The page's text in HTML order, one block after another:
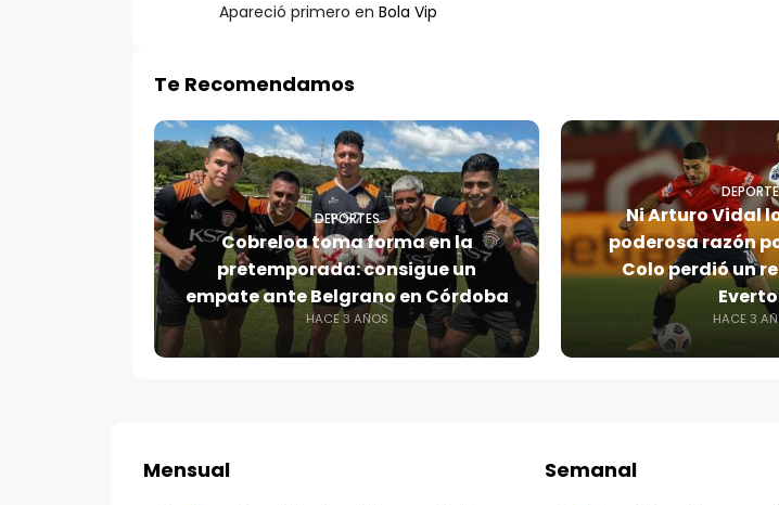
Apareció primero en Bola Vip
Te Recomendamos
DEPORTES
Cobreloa toma forma en la
pretemporada: consigue un
empate ante Belgrano en Córdoba
HACE 3 AÑOS
Ni Arturo Vidal
poderosa razón
Colo perdió un
HACE 3
Mensual Semanal